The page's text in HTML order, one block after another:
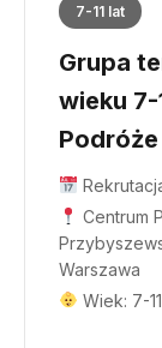
7-11 lat
Grupa
wieku 7-
Centrum
Warszawa
Wiek: 7-